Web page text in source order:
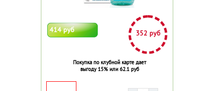
414 руб 352 руб
Покупка по клубной карте дает
выгоду 15% или 62.1 руб